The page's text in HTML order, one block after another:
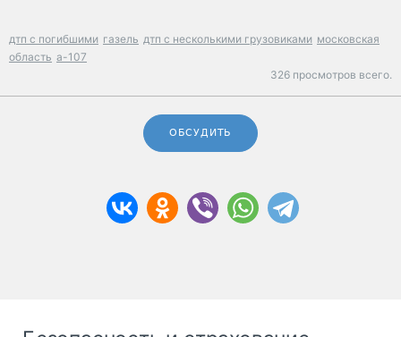
дтп с погибшими газель дтп с несколькими грузовиками московская
область а-107
326 просмотров всего.
ОБСУДИТЬ